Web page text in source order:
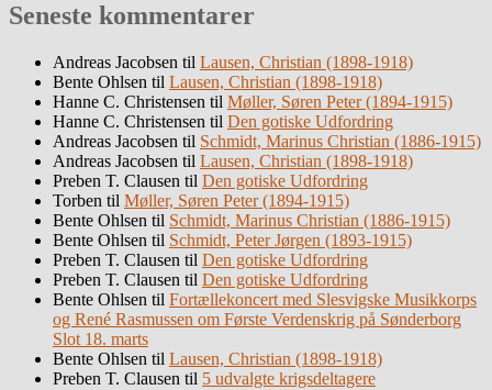
Seneste kommentarer
Andreas Jacobsen til Lausen, Christian (1898-1918)
Bente Ohlsen til Lausen, Christian (1898-1918)
Hanne C. Christensen til Møller, Søren Peter (1894-1915)
Hanne C. Christensen til Den gotiske Udfordring
Andreas Jacobsen til Schmidt, Marinus Christian (1886-1915)
Andreas Jacobsen til Lausen, Christian (1898-1918)
Preben T. Clausen til Den gotiske Udfordring
Torben til Møller, Søren Peter (1894-1915)
Bente Ohlsen til Schmidt, Marinus Christian (1886-1915)
Bente Ohlsen til Schmidt, Peter Jørgen (1893-1915)
Preben T. Clausen til Den gotiske Udfordring
Preben T. Clausen til Den gotiske Udfordring
Bente Ohlsen til Fortællekoncert med Slesvigske Musikkorps
og René Rasmussen om Første Verdenskrig på Sønderborg
Slot 18. marts
Bente Ohlsen til Lausen, Christian (1898-1918)
Preben T. Clausen til 5 udvalgte krigsdeltagere